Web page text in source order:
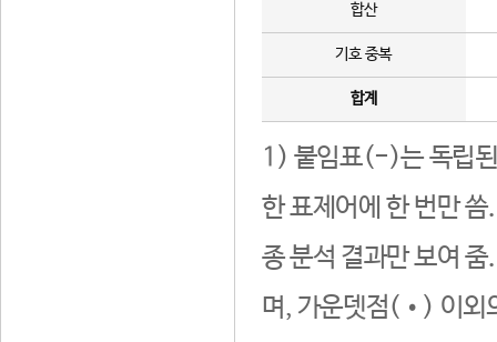
합산
기호 중복
합계
1) 붙임표(-)는 독립된
한 표제어에 한 번만
종 분석 결과만 보여
며, 가운뎃점(•) 이외